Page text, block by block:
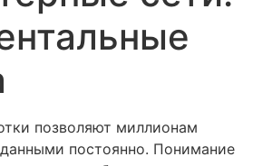
позволяют миллионам
постоянно. Понимание